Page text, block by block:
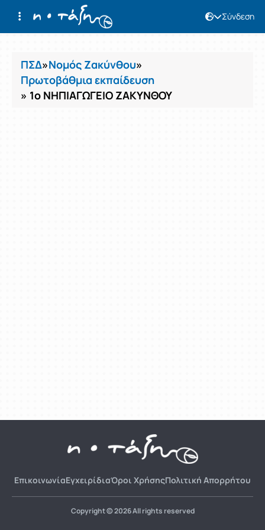
Σύνδεση
Μαθήματα
ΠΣΔ»Νομός Ζακύνθου»
Πρωτοβάθμια εκπαίδευση
» 1ο ΝΗΠΙΑΓΩΓΕΙΟ ΖΑΚΥΝΘΟΥ
ΕπικοινωνίαΕγχειρίδιαΌροι ΧρήσηςΠολιτική Απορρήτου
Copyright © 2026 All rights reserved